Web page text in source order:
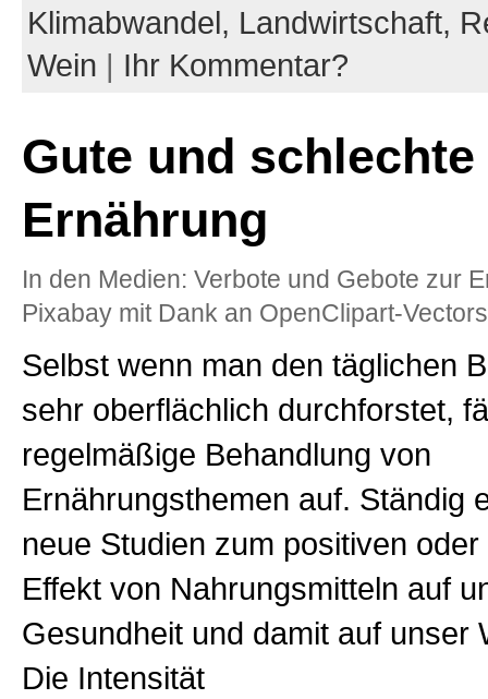
Klimabwandel, Landwirtschaft,
Wein | Ihr Kommentar?
Gute und schlechte
Ernährung
In den Medien: Verbote und Gebote zur
Pixabay mit Dank an OpenClipart-
Selbst wenn man den täglichen
sehr oberflächlich durchforstet,
regelmäßige Behandlung von
Ernährungsthemen auf. Ständig
neue Studien zum positiven
Effekt von Nahrungsmitteln auf
Gesundheit und damit auf unser
Die Intensität